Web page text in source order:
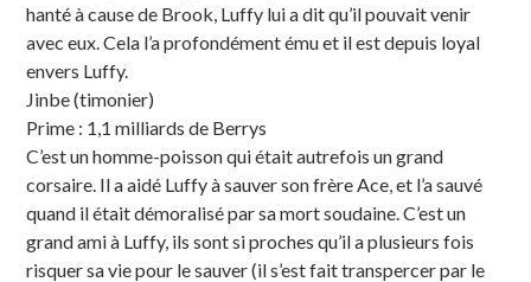
hanté à cause de Brook, Luffy lui a dit qu’il pouvait venir
avec eux. Cela l’a profondément ému et il est depuis loyal
envers Luffy.
Jinbe (timonier)
Prime : 1,1 milliards de Berrys
C’est un homme-poisson qui était autrefois un grand
corsaire. Il a aidé Luffy à sauver son frère Ace, et l’a sauvé
quand il était démoralisé par sa mort soudaine. C’est un
grand ami à Luffy, ils sont si proches qu’il a plusieurs fois
risquer sa vie pour le sauver (il s’est fait transpercer par le